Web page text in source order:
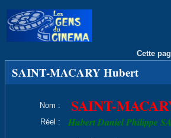
Cette
SAINT-MACARY Hubert
Nom : SAINT-
Réel : Hubert Daniel Philippe